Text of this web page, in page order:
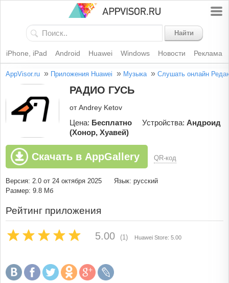
Найти
iPhone, iPad Android Huawei Windows Новости Реклама
AppVisor.ru » Приложения Huawei » Музыка » Слушать онлайн
РАДИО ГУСЬ
от Andrey Ketov
Цена: Бесплатно Устройства: Андроид
(Хонор, Хуавей)
Скачать в AppGallery QR-код
Версия: 2.0 от 24 октября 2025
Язык: русский
Размер: 9.8 Мб
Рейтинг приложения
5.00 (1) Huawei Store: 5.00